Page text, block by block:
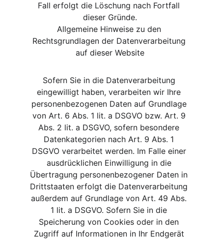
Fall erfolgt die Löschung nach Fortfall
dieser Gründe.
Allgemeine Hinweise zu den
Rechtsgrundlagen der Datenverarbeitung
auf dieser Website
Sofern Sie in die Datenverarbeitung
eingewilligt haben, verarbeiten wir Ihre
personenbezogenen Daten auf Grundlage
von Art. 6 Abs. 1 lit. a DSGVO bzw. Art. 9
Abs. 2 lit. a DSGVO, sofern besondere
Datenkategorien nach Art. 9 Abs. 1
DSGVO verarbeitet werden. Im Falle einer
ausdrücklichen Einwilligung in die
Übertragung personenbezogener Daten in
Drittstaaten erfolgt die Datenverarbeitung
außerdem auf Grundlage von Art. 49 Abs.
1 lit. a DSGVO. Sofern Sie in die
Speicherung von Cookies oder in den
Zugriff auf Informationen in Ihr Endgerät